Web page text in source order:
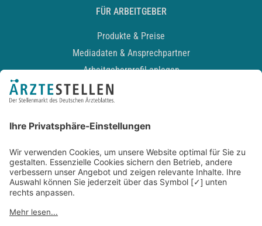
FÜR ARBEITGEBER
Produkte & Preise
Mediadaten & Ansprechpartner
Arbeitgeberprofil anlegen
Recruiting-Podcast
Kontakt
Datenschutz
Newsletter